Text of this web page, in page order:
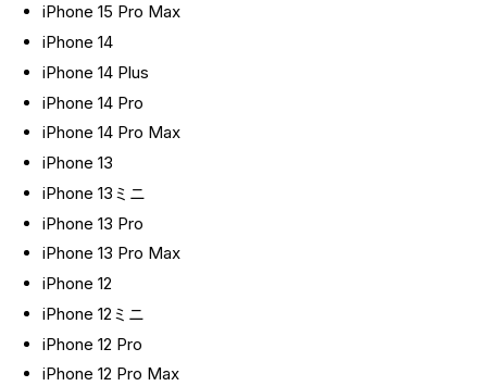
iPhone 15 Pro Max
iPhone 14
iPhone 14 Plus
iPhone 14 Pro
iPhone 14 Pro Max
iPhone 13
iPhone 13ミニ
iPhone 13 Pro
iPhone 13 Pro Max
iPhone 12
iPhone 12ミニ
iPhone 12 Pro
iPhone 12 Pro Max